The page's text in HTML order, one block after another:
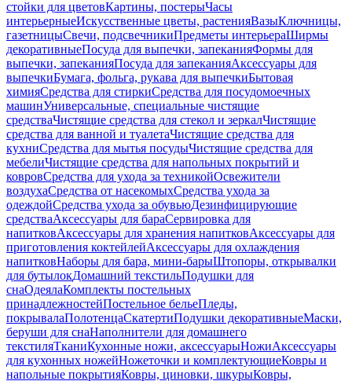
стойки для цветовКартины, постерыЧасы
интерьерныеИскусственные цветы, растенияВазыКлючницы,
газетницыСвечи, подсвечникиПредметы интерьераШирмы
декоративныеПосуда для выпечки, запеканияФормы для
выпечки, запеканияПосуда для запеканияАксессуары для
выпечкиБумага, фольга, рукава для выпечкиБытовая
химияСредства для стиркиСредства для посудомоечных
машинУниверсальные, специальные чистящие
средстваЧистящие средства для стекол и зеркалЧистящие
средства для ванной и туалетаЧистящие средства для
кухниСредства для мытья посудыЧистящие средства для
мебелиЧистящие средства для напольных покрытий и
ковровСредства для ухода за техникойОсвежители
воздухаСредства от насекомыхСредства ухода за
одеждойСредства ухода за обувьюДезинфицирующие
средстваАксессуары для бараСервировка для
напитковАксессуары для хранения напитковАксессуары для
приготовления коктейлейАксессуары для охлаждения
напитковНаборы для бара, мини-барыШтопоры, открывалки
для бутылокДомашний текстильПодушки для
снаОдеялаКомплекты постельных
принадлежностейПостельное бельеПледы,
покрывалаПолотенцаСкатертиПодушки декоративныеМаски,
беруши для снаНаполнители для домашнего
текстиляТканиКухонные ножи, аксессуарыНожиАксессуары
для кухонных ножейНожеточки и комплектующиеКовры и
напольные покрытияКовры, циновки, шкурыКовры,